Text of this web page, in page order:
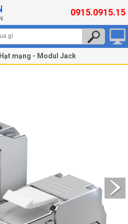
0915.0915.15
Hạt mạng - Modul Jack